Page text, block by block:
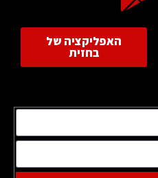
האפליקציה של
בחזית